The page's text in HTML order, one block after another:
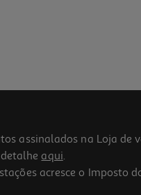
assinalados na Loja de
aqui.
acresce o Imposto